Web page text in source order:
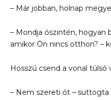
– Már jobban, holnap
– Mondja őszintén, hogyan
amikor Ön nincs otthon? –
Hosszú csend a vonal túlsó
– Nem szereti őt – suttogta